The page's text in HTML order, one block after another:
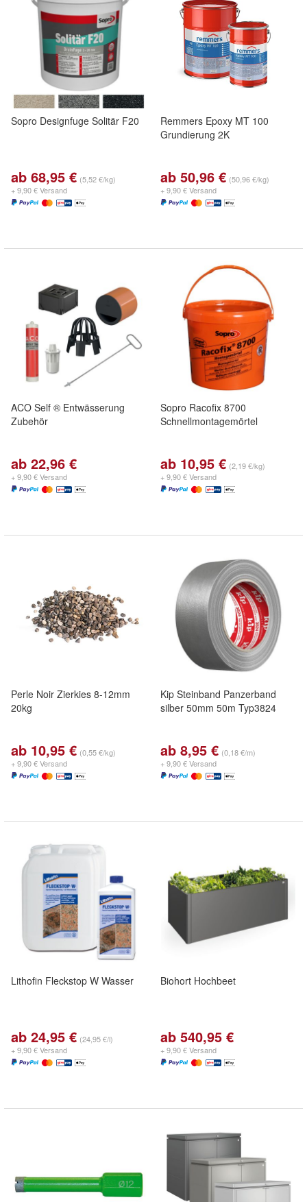
Sopro Designfuge Solitär F20
ab 68,95 € (5,52 €/kg)
+ 9,90 € Versand
Remmers Epoxy MT 100
Grundierung 2K
ab 50,96 € (50,96 €/kg)
+ 9,90 € Versand
ACO Self ® Entwässerung
Zubehör
ab 22,96 €
+ 9,90 € Versand
Sopro Racofix 8700
Schnellmontagemörtel
ab 10,95 € (2,19 €/kg)
+ 9,90 € Versand
Perle Noir Zierkies 8-12mm
20kg
ab 10,95 € (0,55 €/kg)
+ 9,90 € Versand
Kip Steinband Panzerband
silber 50mm 50m Typ3824
ab 8,95 € (0,18 €/m)
+ 9,90 € Versand
Lithofin Fleckstop W Wasser
ab 24,95 € (24,95 €/l)
+ 9,90 € Versand
Biohort Hochbeet
ab 540,95 €
+ 9,90 € Versand